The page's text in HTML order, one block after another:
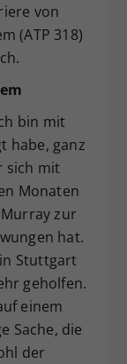
von
(ATP 318)
bin mit
habe, ganz
sich mit
Monaten
zur
hat.
Stuttgart
geholfen.
einem
Sache, die
der